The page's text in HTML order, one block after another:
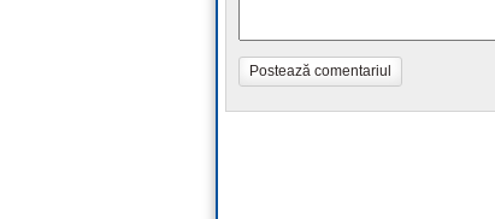
Postează comentariul